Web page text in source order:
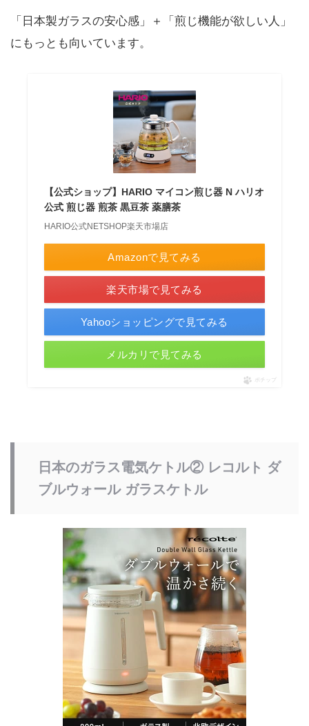
「日本製ガラスの安心感」＋「煎じ機能が欲しい人」
にもっとも向いています。
【公式ショップ】HARIO マイコン煎じ器 N ハリオ
公式 煎じ器 煎茶 黒豆茶 薬膳茶
HARIO公式NETSHOP楽天市場店
Amazonで見てみる
楽天市場で見てみる
Yahooショッピングで見てみる
メルカリで見てみる
ポチップ
日本のガラス電気ケトル② レコルト ダ
ブルウォール ガラスケトル